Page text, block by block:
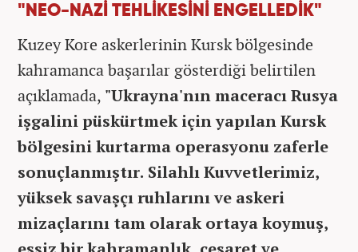
"NEO-NAZİ TEHLİKESİNİ ENGELLEDİK"
Kuzey Kore askerlerinin Kursk bölgesinde
kahramanca başarılar gösterdiği belirtilen
açıklamada, "Ukrayna'nın maceracı Rusya
işgalini püskürtmek için yapılan Kursk
bölgesini kurtarma operasyonu zaferle
sonuçlanmıştır. Silahlı Kuvvetlerimiz,
yüksek savaşçı ruhlarını ve askeri
mizaçlarını tam olarak ortaya koymuş,